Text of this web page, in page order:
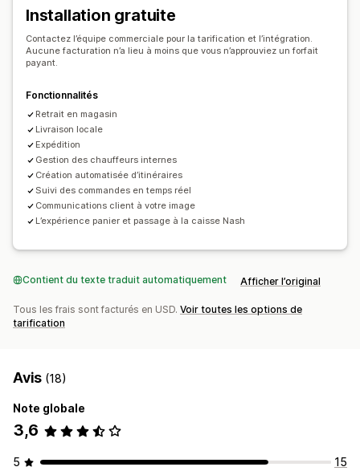
Options de retrait
À l’extérieur ou en drive
Temps de préparation
Sélecteur de date
Limites de commande
Suivi en temps réel
Notifications par SMS
Notifications par e-mail
Suivi du conducteur Suivi des commandes
Preuve de livraison
Pages de suivi
Optimisation d’itinéraire
Installation gratuite
Contactez l’équipe commerciale pour la tarification et l’intégration.
Aucune facturation n’a lieu à moins que vous n’approuviez un forfait
payant.
Fonctionnalités
Retrait en magasin
Livraison locale
Expédition
Gestion des chauffeurs internes
Création automatisée d’itinéraires
Suivi des commandes en temps réel
Communications client à votre image
L’expérience panier et passage à la caisse Nash
Contient du texte traduit automatiquement Afficher l’original
Tous les frais sont facturés en USD. Voir toutes les options de
tarification
Avis (18)
Note globale
3,6
5
15